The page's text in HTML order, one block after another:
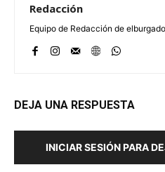
Redacción
Equipo de Redacción de
DEJA UNA RESPUESTA
INICIAR SESIÓN PARA